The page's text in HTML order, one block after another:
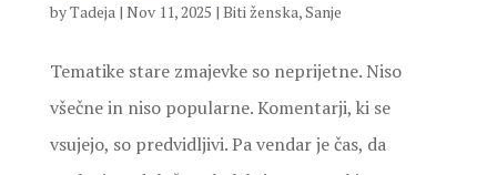
byTadeja| Nov 11, 2025 | Biti ženska,Sanje
Tematike stare zmajevke so neprijetne. Niso
všečne in niso popularne. Komentarji, ki se
vsujejo, so predvidljivi. Pa vendar je čas, da